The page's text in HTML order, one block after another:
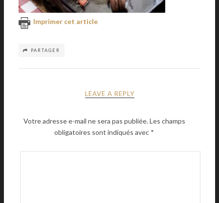
Imprimer cet article
PARTAGER
LEAVE A REPLY
Votre adresse e-mail ne sera pas publiée.Les champs
obligatoires sont indiqués avec *